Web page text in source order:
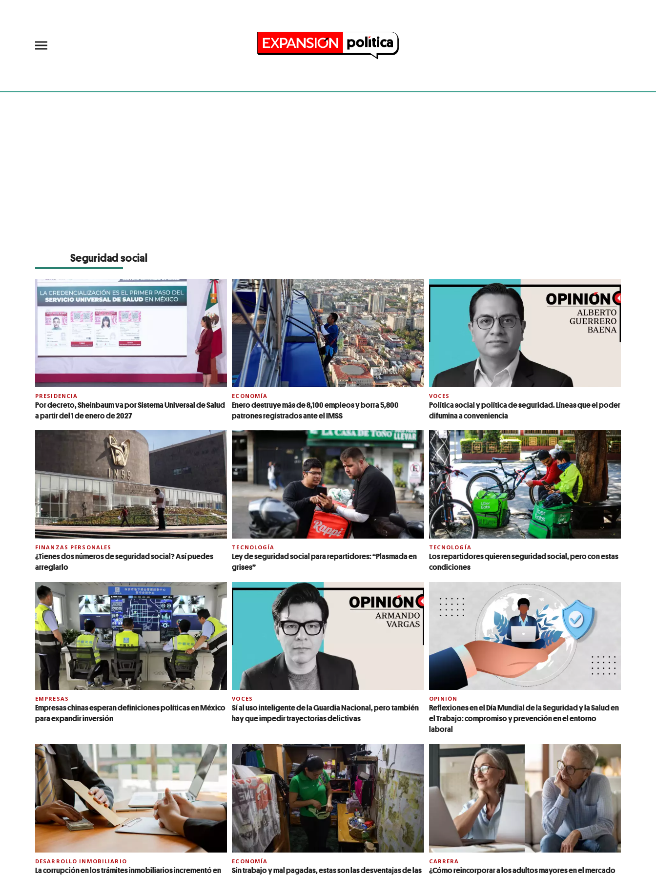
Seguridad social
PRESIDENCIA
Por decreto, Sheinbaum va por Sistema Universal de Salud
a partir del 1 de enero de 2027
ECONOMÍA
Enero destruye más de 8,100 empleos y borra 5,800
patrones registrados ante el IMSS
VOCES
Política social y política de seguridad. Líneas que el poder
difumina a conveniencia
FINANZAS PERSONALES
¿Tienes dos números de seguridad social? Así puedes
arreglarlo
TECNOLOGÍA
Ley de seguridad social para repartidores: “Plasmada en
grises”
TECNOLOGÍA
Los repartidores quieren seguridad social, pero con estas
condiciones
EMPRESAS
Empresas chinas esperan definiciones políticas en México
para expandir inversión
VOCES
Sí al uso inteligente de la Guardia Nacional, pero también
hay que impedir trayectorias delictivas
OPINIÓN
Reflexiones en el Día Mundial de la Seguridad y la Salud en
el Trabajo: compromiso y prevención en el entorno
laboral
DESARROLLO INMOBILIARIO
La corrupción en los trámites inmobiliarios incrementó en
ECONOMÍA
Sin trabajo y mal pagadas, estas son las desventajas de las
CARRERA
¿Cómo reincorporar a los adultos mayores en el mercado